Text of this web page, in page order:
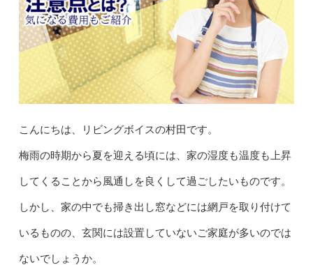
こんにちは、リビングボイスの村田です。
梅雨の時期から夏を迎える頃には、家の湿度も温度も上昇
してくることから風通しを良くして過ごしたいものです。
しかし、家の中でも掃き出し窓などには網戸を取り付けて
いるものの、玄関には設置していないご家庭が多いのでは
ないでしょうか。